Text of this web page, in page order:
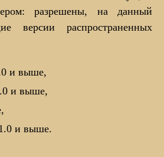
разрешены, на данный
версии распространенных
и выше,
и выше,
и выше.